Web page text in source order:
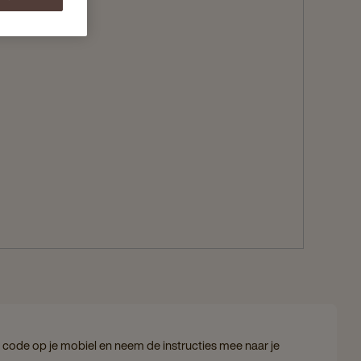
code op je mobiel en neem de instructies mee naar je